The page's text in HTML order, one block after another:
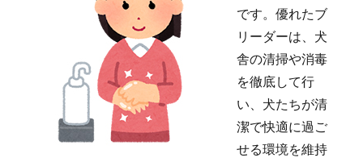
です。優れたブ
リーダーは、犬
舎の清掃や消毒
を徹底して行
い、犬たちが清
潔で快適に過ご
せる環境を維持